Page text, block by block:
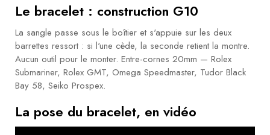
Le bracelet : construction G10
La sangle passe sous le boîtier et s'appuie sur les deux
barrettes ressort : si l'une cède, la seconde retient la montre.
Aucun outil pour le monter. Entre-cornes 20mm — Rolex
Submariner, Rolex GMT, Omega Speedmaster, Tudor Black
Bay 58, Seiko Prospex.
La pose du bracelet, en vidéo